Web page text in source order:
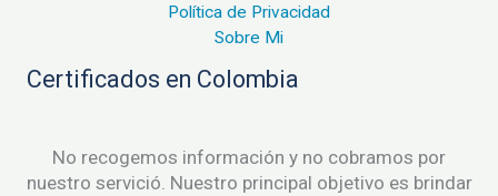
Política de Privacidad
Sobre Mi
Certificados en Colombia
No recogemos información y no cobramos por
nuestro servició. Nuestro principal objetivo es brindar